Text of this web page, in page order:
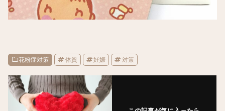
花粉症対策 体質 妊娠 対策